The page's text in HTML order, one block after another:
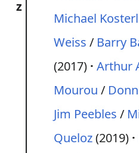
z
Michael
Weiss / Barry
(2017) Arthur
Mourou /
Jim Peebles /
Queloz(2019)